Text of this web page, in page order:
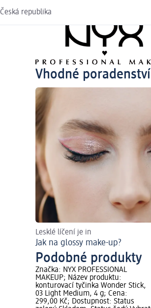
Česká republika
Vhodné poradenství
Lesklé líčení je in
Jak na glossy make-up?
Podobné produkty
Značka: NYX PROFESSIONAL
MAKEUP; Název produktu:
konturovací tyčinka Wonder Stick,
03 Light Medium, 4 g; Cena:
299,00 Kč; Dostupnost: Status